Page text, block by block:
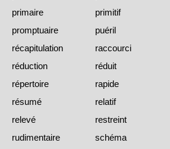
primaire
primitif
promptuaire
puéril
récapitulation
raccourci
réduction
réduit
répertoire
rapide
résumé
relatif
relevé
restreint
rudimentaire
schéma